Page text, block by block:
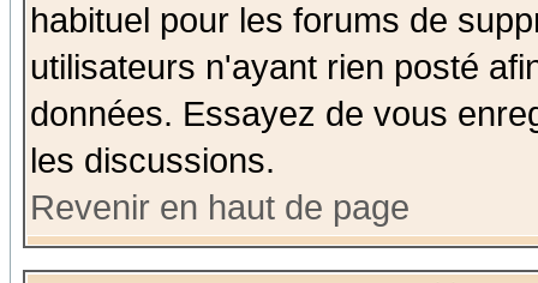
habituel pour les forums de
utilisateurs n'ayant rien posté
données. Essayez de vous
les discussions.
Revenir en haut de page